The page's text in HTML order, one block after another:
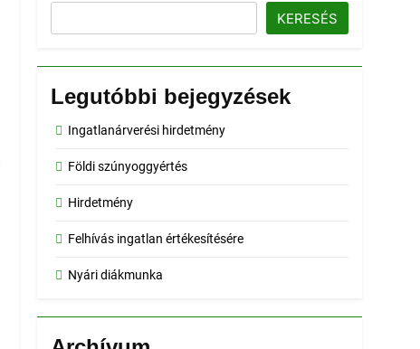
KERESÉS
Legutóbbi bejegyzések
Ingatlanárverési hirdetmény
Földi szúnyoggyértés
Hirdetmény
Felhívás ingatlan értékesítésére
Nyári diákmunka